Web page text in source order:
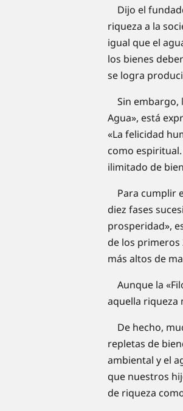
Dijo el
riqueza a la
igual que el
los bienes
se logra
Sin embargo,
Agua», está
«La felicidad
como
ilimitado de
Para cumplir
diez fases
prosperidad»,
de los primeros
más altos de
Aunque la
aquella riqueza
​De hecho,
repletas de
ambiental y el
que nuestros
de riqueza